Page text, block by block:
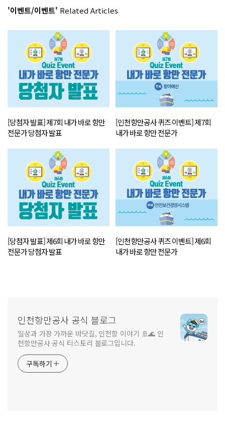
'이벤트/이벤트' Related Articles
[당첨자 발표] 제7회 내가 바로 항만
전문가 당첨자 발표
[인천항만공사 퀴즈 이벤트] 제7회
내가 바로 항만 전문가
[당첨자 발표] 제6회 내가 바로 항만
전문가 당첨자 발표
[인천항만공사 퀴즈 이벤트] 제6회
내가 바로 항만 전문가
인천항만공사 공식 블로그
일상과 가장 가까운 바닷길, 인천항 이야기 🚢🌊 인
천항만공사 공식 티스토리 블로그입니다.
구독하기